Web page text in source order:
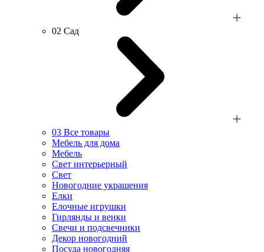
02 Сад
03 Все товары
Мебель для дома
Мебель
Свет интерьерный
Свет
Новогодние украшения
Елки
Елочные игрушки
Гирлянды и венки
Свечи и подсвечники
Декор новогодний
Посуда новогодняя